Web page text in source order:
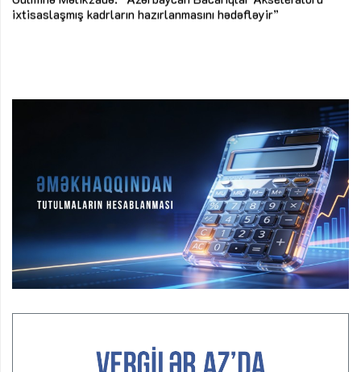
ixtisaslaşmış kadrların hazırlanmasını hədəfləyir”